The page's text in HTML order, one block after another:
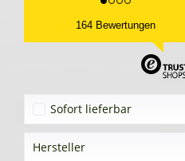
164 Bewertungen
Sofort lieferbar
Hersteller